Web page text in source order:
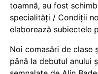
toamnă, au fost
specialități / Condiții
elaborează subiectele
Noi comasări de clase
până la debutul anului